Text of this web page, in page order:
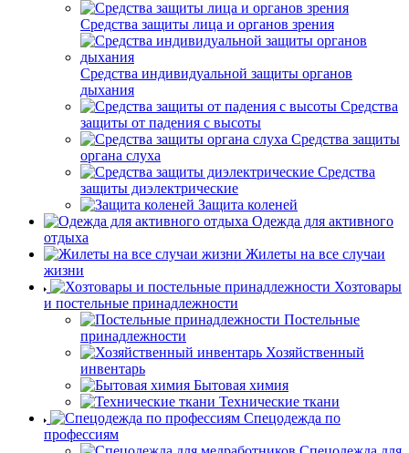
Средства защиты лица и органов зрения
Средства индивидуальной защиты органов
дыхания
Средства
защиты от падения с высоты
Средства защиты
органа слуха
Средства
защиты диэлектрические
Защита коленей
Одежда для активного
отдыха
Жилеты на все случаи
жизни
Хозтовары
и постельные принадлежности
Постельные
принадлежности
Хозяйственный
инвентарь
Бытовая химия
Технические ткани
Спецодежда по
профессиям